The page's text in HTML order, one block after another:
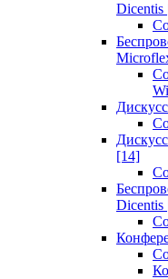
Dicentis
[14]
Dicentis